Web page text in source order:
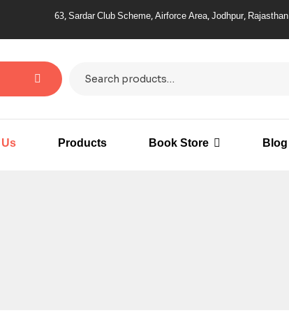
63, Sardar Club Scheme, Airforce Area, Jodhpur, Rajasthan – 342011
Products Book Store Blog